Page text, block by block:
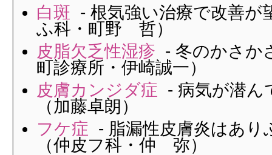
白斑 - 根気強い治療で改善
ふ科・町野 哲）
皮脂欠乏性湿疹 - 冬のかさ
町診療所・伊崎誠一）
皮膚カンジダ症 - 病気が潜
（加藤卓朗）
フケ症 - 脂漏性皮膚炎はあ
（仲皮フ科・仲 弥）